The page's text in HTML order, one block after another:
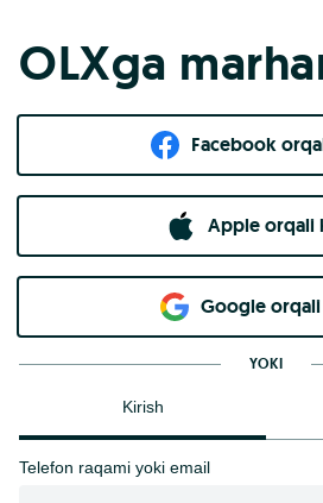
OLXga
Facebook
Apple orqali
Goo​g​le
YOKI
Kirish
Telefon raqami yoki email